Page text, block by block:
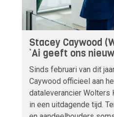
Stacey Caywood
‘Ai geeft ons
Sinds februari van dit
Caywood officieel aan
dataleverancier Wolters
in een uitdagende tijd.